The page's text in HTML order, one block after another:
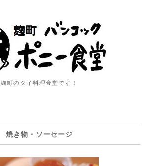
麹町のタイ料理食堂です！
焼き物・ソーセージ